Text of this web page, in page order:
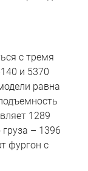
с тремя
и 5370
равна
1289
– 1396
фургон с